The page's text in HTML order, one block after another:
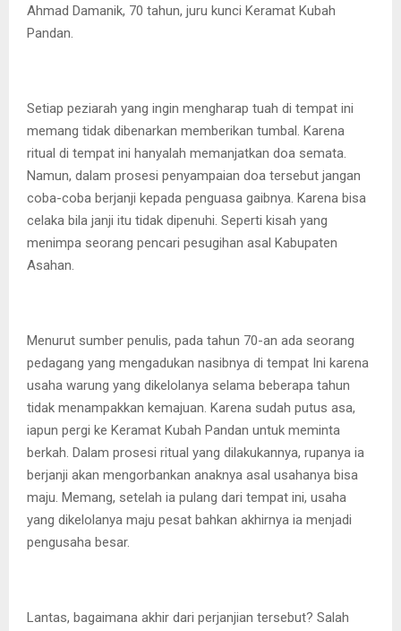
Ahmad Damanik, 70 tahun, juru kunci Keramat Kubah
Pandan.
Setiap peziarah yang ingin mengharap tuah di tempat ini
memang tidak dibenarkan memberikan tumbal. Karena
ritual di tempat ini hanyalah memanjatkan doa semata.
Namun, dalam prosesi penyampaian doa tersebut jangan
coba-coba berjanji kepada penguasa gaibnya. Karena bisa
celaka bila janji itu tidak dipenuhi. Seperti kisah yang
menimpa seorang pencari pesugihan asal Kabupaten
Asahan.
Menurut sumber penulis, pada tahun 70-an ada seorang
pedagang yang mengadukan nasibnya di tempat Ini karena
usaha warung yang dikelolanya selama beberapa tahun
tidak menampakkan kemajuan. Karena sudah putus asa,
iapun pergi ke Keramat Kubah Pandan untuk meminta
berkah. Dalam prosesi ritual yang dilakukannya, rupanya ia
berjanji akan mengorbankan anaknya asal usahanya bisa
maju. Memang, setelah ia pulang dari tempat ini, usaha
yang dikelolanya maju pesat bahkan akhirnya ia menjadi
pengusaha besar.
Lantas, bagaimana akhir dari perjanjian tersebut? Salah